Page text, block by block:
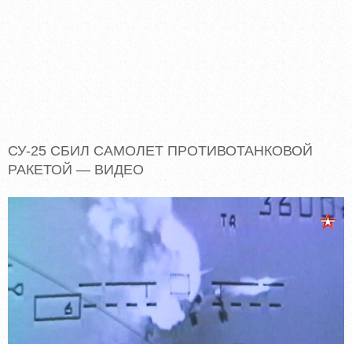
СУ-25 СБИЛ САМОЛЕТ ПРОТИВОТАНКОВОЙ
РАКЕТОЙ — ВИДЕО